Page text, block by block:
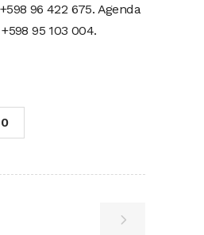
96 422 675. Agenda
95 103 004.
0